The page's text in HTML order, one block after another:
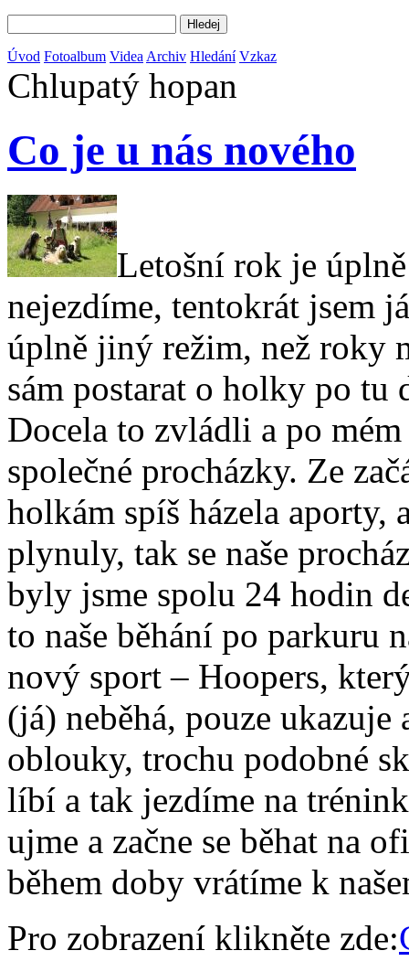
Úvod Fotoalbum Videa Archiv Hledání Vzkaz
Chlupatý hopan
Co je u nás nového
Letošní rok je
nejezdíme, tentokrát jsem
úplně jiný režim, než roky
sám postarat o holky po tu
Docela to zvládli a po
společné procházky. Ze
holkám spíš házela aporty,
plynuly, tak se naše
byly jsme spolu 24 hodin
to naše běhání po parkuru
nový sport – Hoopers,
(já) neběhá, pouze
oblouky, trochu podobné
líbí a tak jezdíme na
ujme a začne se běhat na
během doby vrátíme k
Pro zobrazení klikněte zde: